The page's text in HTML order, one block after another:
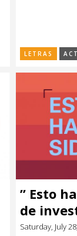
LETRAS
” Esto
de
historia
Saturday, July